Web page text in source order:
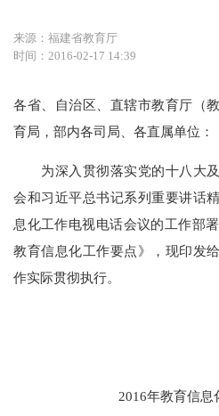
来源：福建省教育厅
时间：2016-02-17 14:39
各省、自治区、直辖市教育厅（
育局，部内各司局、各直属单位：
为深入贯彻落实党的十八大及
会和习近平总书记系列重要讲话
息化工作电视电话会议的工作部
教育信息化工作要点》，现印发
作实际贯彻执行。
2016年教育信息